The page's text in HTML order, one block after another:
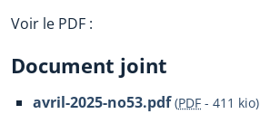
Voir le PDF :
Document joint
avril-2025-no53.pdf (PDF - 411 kio)